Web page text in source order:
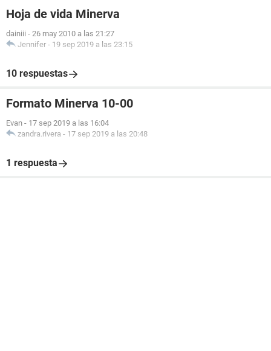
Hoja de vida Minerva
dainiii - 26 may 2010 a las 21:27
Jennifer - 19 sep 2019 a las 23:15
10 respuestas
Formato Minerva 10-00
Evan - 17 sep 2019 a las 16:04
zandra.rivera - 17 sep 2019 a las 20:48
1 respuesta